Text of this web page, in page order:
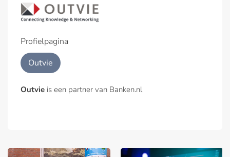
Profielpagina
Outvie
Outvie is een partner van Banken.nl